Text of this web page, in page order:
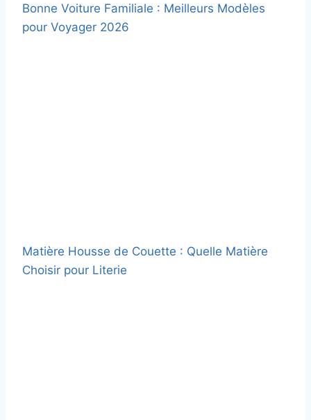
Bonne Voiture Familiale : Meilleurs Modèles
pour Voyager 2026
Matière Housse de Couette : Quelle Matière
Choisir pour Literie